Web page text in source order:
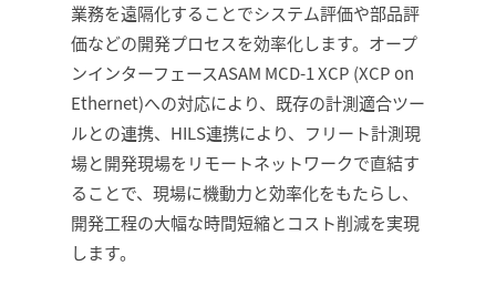
業務を遠隔化することでシステム評価や部品評
価などの開発プロセスを効率化します。オープ
ンインターフェースASAM MCD-1 XCP (XCP on
Ethernet)への対応により、既存の計測適合ツー
ルとの連携、HILS連携により、フリート計測現
場と開発現場をリモートネットワークで直結す
ることで、現場に機動力と効率化をもたらし、
開発工程の大幅な時間短縮とコスト削減を実現
します。